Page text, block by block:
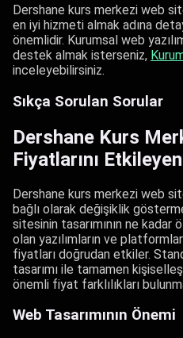
Dershane kurs merkezi web
en iyi hizmeti almak adına
önemlidir. Kurumsal web
destek almak isterseniz,
inceleyebilirsiniz.
Sıkça Sorulan Sorular
Dershane Kurs
Fiyatlarını
Dershane kurs merkezi web
bağlı olarak değişiklik
sitesinin tasarımının ne
olan yazılımların ve
fiyatları doğrudan etkiler.
tasarımı ile tamamen
önemli fiyat farklılıkları
Web Tasarımının Önemi